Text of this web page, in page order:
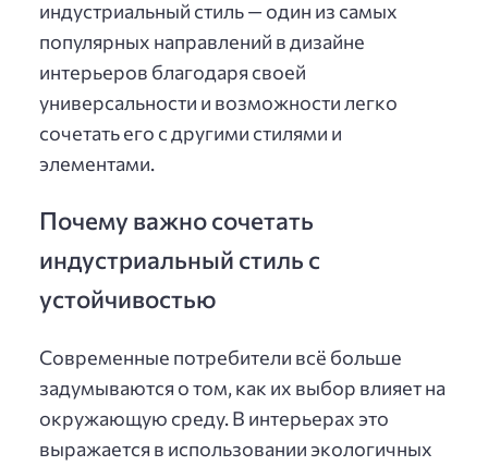
индустриальный стиль — один из самых
популярных направлений в дизайне
интерьеров благодаря своей
универсальности и возможности легко
сочетать его с другими стилями и
элементами.
Почему важно сочетать
индустриальный стиль с
устойчивостью
Современные потребители всё больше
задумываются о том, как их выбор влияет на
окружающую среду. В интерьерах это
выражается в использовании экологичных